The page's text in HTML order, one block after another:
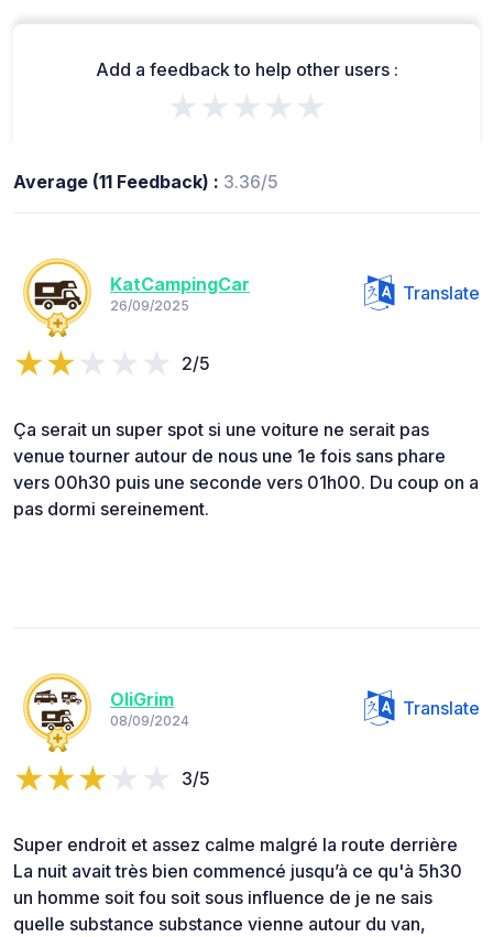
Add a feedback to help other users :
★★★★★
Average (11 Feedback) : 3.36/5
KatCampingCar
26/09/2025
Translate
2/5
Ça serait un super spot si une voiture ne serait pas
venue tourner autour de nous une 1e fois sans phare
vers 00h30 puis une seconde vers 01h00. Du coup on a
pas dormi sereinement.
OliGrim
08/09/2024
Translate
3/5
Super endroit et assez calme malgré la route derrière
La nuit avait très bien commencé jusqu’à ce qu'à 5h30
un homme soit fou soit sous influence de je ne sais
quelle substance substance vienne autour du van,